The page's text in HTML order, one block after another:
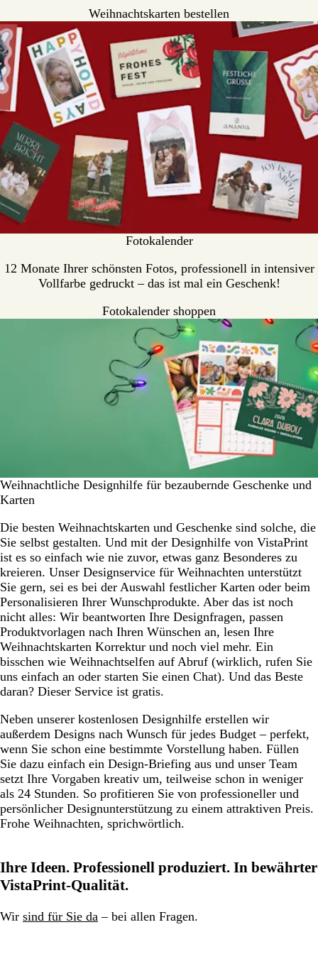
Weihnachtskarten bestellen
Fotokalender
12 Monate Ihrer schönsten Fotos, professionell in intensiver
Vollfarbe gedruckt – das ist mal ein Geschenk!
Fotokalender shoppen
Weihnachtliche Designhilfe für bezaubernde Geschenke und
Karten
Die besten Weihnachtskarten und Geschenke sind solche, die
Sie selbst gestalten. Und mit der Designhilfe von VistaPrint
ist es so einfach wie nie zuvor, etwas ganz Besonderes zu
kreieren. Unser Designservice für Weihnachten unterstützt
Sie gern, sei es bei der Auswahl festlicher Karten oder beim
Personalisieren Ihrer Wunschprodukte. Aber das ist noch
nicht alles: Wir beantworten Ihre Designfragen, passen
Produktvorlagen nach Ihren Wünschen an, lesen Ihre
Weihnachtskarten Korrektur und noch viel mehr. Ein
bisschen wie Weihnachtselfen auf Abruf (wirklich, rufen Sie
uns einfach an oder starten Sie einen Chat). Und das Beste
daran? Dieser Service ist gratis.
Neben unserer kostenlosen Designhilfe erstellen wir
außerdem Designs nach Wunsch für jedes Budget – perfekt,
wenn Sie schon eine bestimmte Vorstellung haben. Füllen
Sie dazu einfach ein Design-Briefing aus und unser Team
setzt Ihre Vorgaben kreativ um, teilweise schon in weniger
als 24 Stunden. So profitieren Sie von professioneller und
persönlicher Designunterstützung zu einem attraktiven Preis.
Frohe Weihnachten, sprichwörtlich.
Ihre Ideen. Professionell produziert. In bewährter
VistaPrint-Qualität.
Wir sind für Sie da – bei allen Fragen.